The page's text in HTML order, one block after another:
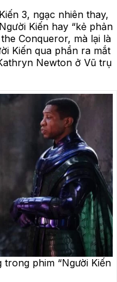
3, ngạc nhiên thay,
Kiến hay “kẻ phản
Conqueror, mà lại là
Kiến qua phần ra mắt
Newton ở Vũ trụ
phim “Người Kiến